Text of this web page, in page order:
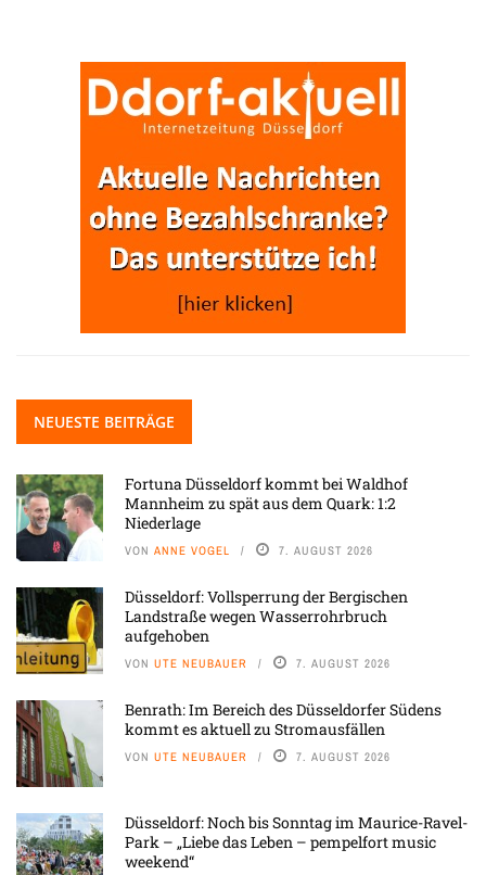
NEUESTE BEITRÄGE
Fortuna Düsseldorf kommt bei Waldhof
Mannheim zu spät aus dem Quark: 1:2
Niederlage
VON ANNE VOGEL 7. AUGUST 2026
Düsseldorf: Vollsperrung der Bergischen
Landstraße wegen Wasserrohrbruch
aufgehoben
VON UTE NEUBAUER 7. AUGUST 2026
Benrath: Im Bereich des Düsseldorfer Südens
kommt es aktuell zu Stromausfällen
VON UTE NEUBAUER 7. AUGUST 2026
Düsseldorf: Noch bis Sonntag im Maurice-Ravel-
Park – „Liebe das Leben – pempelfort music
weekend“